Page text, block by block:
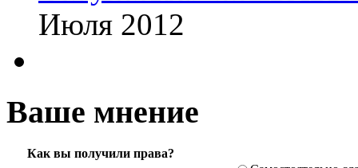
Июля 2012
Ваше мнение
Как вы получили права?